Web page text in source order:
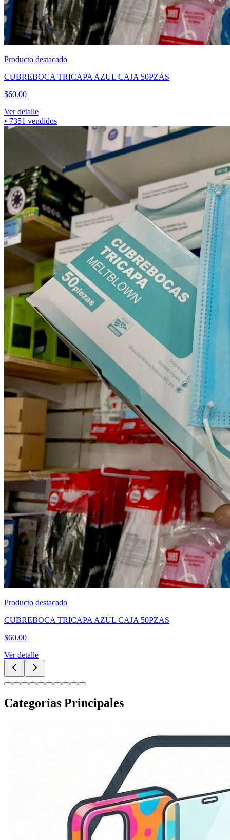
Producto destacado
CUBREBOCA TRICAPA AZUL CAJA 50PZAS
$60.00
Ver detalle
• 7351 vendidos
Producto destacado
CUBREBOCA TRICAPA AZUL CAJA 50PZAS
$60.00
Ver detalle
Categorías Principales